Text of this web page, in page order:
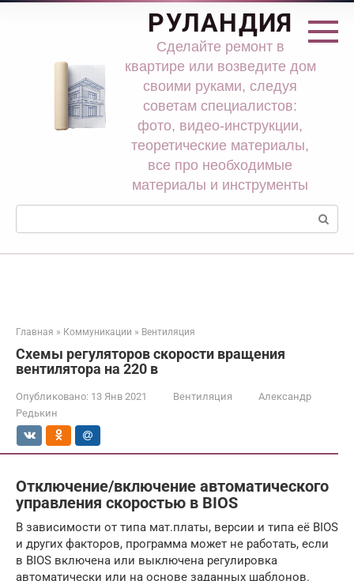
Перейти
РУЛАНДИЯ
Сделайте ремонт в
квартире или возведите дом
своими руками, следуя
советам специалистов:
фото, видео-инструкции,
теоретические материалы,
все про необходимые
материалы и инструменты
Поиск:
Главная » Коммуникации » Вентиляция
Схемы регуляторов скорости вращения
вентилятора на 220 в
Опубликовано: 13 Янв 2021 Вентиляция
Александр
Редькин
Отключение/включение автоматического
управления скоростью в BIOS
В зависимости от типа мат.платы, версии и типа её BIOS
и других факторов, программа может не работать, если
в BIOS включена или выключена регулировка
автоматически или на основе заданных шаблонов.